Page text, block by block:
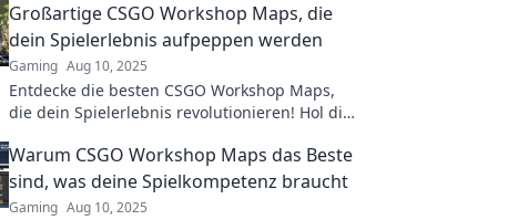
Großartige CSGO Workshop Maps, die
dein Spielerlebnis aufpeppen werden
Gaming Aug 10, 2025
Entdecke die besten CSGO Workshop Maps,
die dein Spielerlebnis revolutionieren! Hol dir
Herausforderungen!
Warum CSGO Workshop Maps das Beste
sind, was deine Spielkompetenz braucht
Gaming Aug 10, 2025